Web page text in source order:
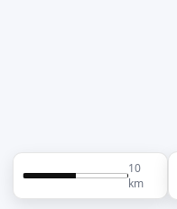
10
km